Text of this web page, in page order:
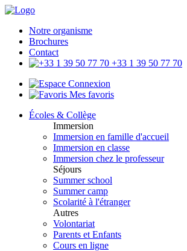
Notre organisme
Brochures
Contact
+33 1 39 50 77 70
Connexion
Mes favoris
Écoles & Collège
Immersion
Immersion en famille d'accueil
Immersion en classe
Immersion chez le professeur
Séjours
Summer school
Summer camp
Scolarité à l'étranger
Autres
Volontariat
Parents et Enfants
Cours en ligne